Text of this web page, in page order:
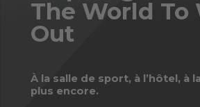
The World To
Out
À la salle de sport, à l’hôtel, à
plus encore.